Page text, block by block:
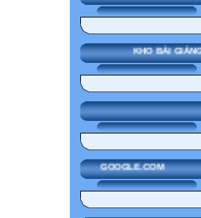
KHO BÀI GIẢNG
GOOGLE.COM